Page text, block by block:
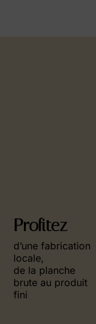
Profitez
d’une fabrication
locale,
de la planche
brute au produit
fini